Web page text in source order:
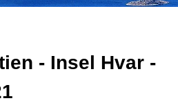
- Insel Hvar -